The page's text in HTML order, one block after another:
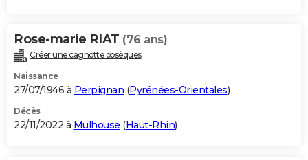
Rose-marie RIAT (76 ans)
Créer une cagnotte obsèques
Naissance
27/07/1946 à Perpignan (Pyrénées-Orientales)
Décès
22/11/2022 à Mulhouse (Haut-Rhin)